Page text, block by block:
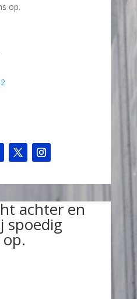
op.
achter en
spoedig